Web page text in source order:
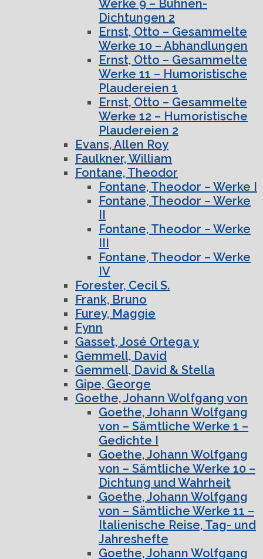
Werke 9 – Bühnen-
Dichtungen 2
Ernst, Otto – Gesammelte
Werke 10 – Abhandlungen
Ernst, Otto – Gesammelte
Werke 11 – Humoristische
Plaudereien 1
Ernst, Otto – Gesammelte
Werke 12 – Humoristische
Plaudereien 2
Evans, Allen Roy
Faulkner, William
Fontane, Theodor
Fontane, Theodor – Werke I
Fontane, Theodor – Werke
II
Fontane, Theodor – Werke
III
Fontane, Theodor – Werke
IV
Forester, Cecil S.
Frank, Bruno
Furey, Maggie
Fynn
Gasset, José Ortega y
Gemmell, David
Gemmell, David & Stella
Gipe, George
Goethe, Johann Wolfgang von
Goethe, Johann Wolfgang
von – Sämtliche Werke 1 –
Gedichte I
Goethe, Johann Wolfgang
von – Sämtliche Werke 10 –
Dichtung und Wahrheit
Goethe, Johann Wolfgang
von – Sämtliche Werke 11 –
Italienische Reise, Tag- und
Jahreshefte
Goethe, Johann Wolfgang